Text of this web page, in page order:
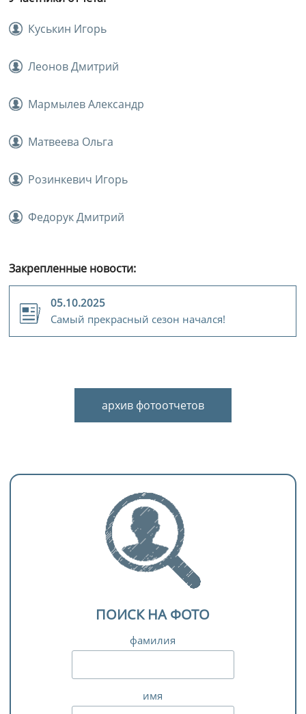
Куськин Игорь
Леонов Дмитрий
Мармылев Александр
Матвеева Ольга
Розинкевич Игорь
Федорук Дмитрий
Закрепленные новости:
05.10.2025
Самый прекрасный сезон начался!
архив фотоотчетов
ПОИСК НА ФОТО
фамилия
имя